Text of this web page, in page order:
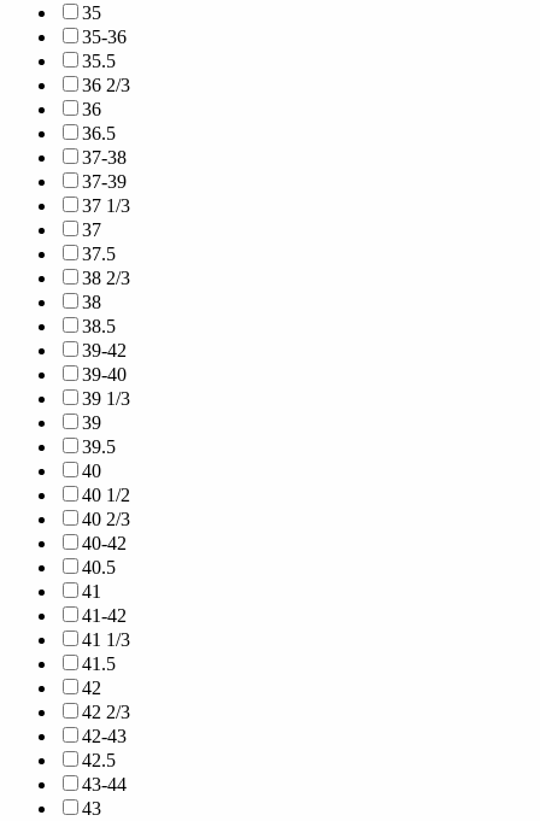
35
35-36
35.5
36 2/3
36
36.5
37-38
37-39
37 1/3
37
37.5
38 2/3
38
38.5
39-42
39-40
39 1/3
39
39.5
40
40 1/2
40 2/3
40-42
40.5
41
41-42
41 1/3
41.5
42
42 2/3
42-43
42.5
43-44
43